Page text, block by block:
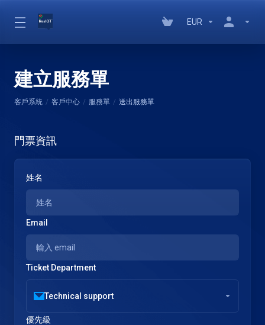
EUR
建立服務單
客戶系統 客戶中心 服務單 送出服務單
門票資訊
姓名
Email
Ticket Department
Technical support
優先級